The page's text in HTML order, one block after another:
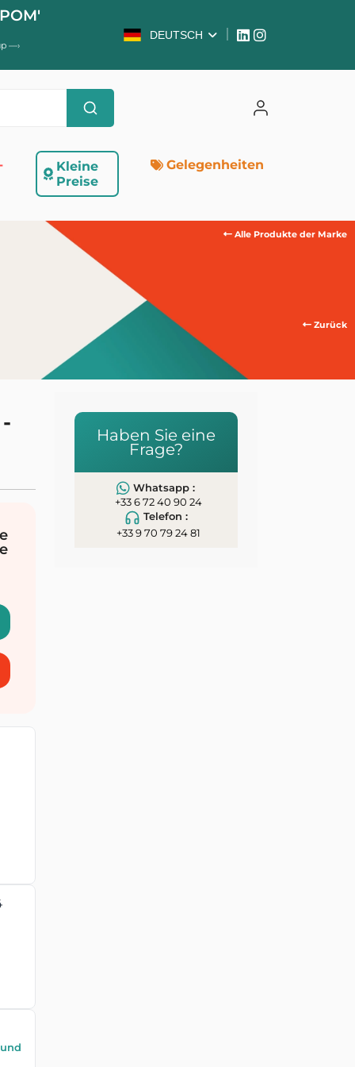
P
—›
DEUTSCH
Kleine
Preise
Gelegenheiten
Alle Produkte der Marke
Zurück
Haben Sie eine
Frage?
Whatsapp :
+33 6 72 40 90 24
Telefon :
+33 9 70 79 24 81